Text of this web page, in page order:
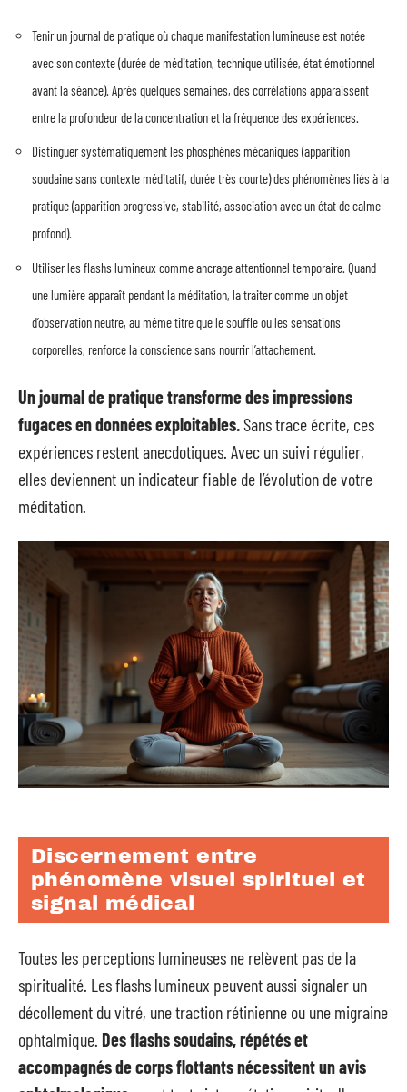
Tenir un journal de pratique où chaque manifestation lumineuse est notée
avec son contexte (durée de méditation, technique utilisée, état émotionnel
avant la séance). Après quelques semaines, des corrélations apparaissent
entre la profondeur de la concentration et la fréquence des expériences.
Distinguer systématiquement les phosphènes mécaniques (apparition
soudaine sans contexte méditatif, durée très courte) des phénomènes liés à la
pratique (apparition progressive, stabilité, association avec un état de calme
profond).
Utiliser les flashs lumineux comme ancrage attentionnel temporaire. Quand
une lumière apparaît pendant la méditation, la traiter comme un objet
d’observation neutre, au même titre que le souffle ou les sensations
corporelles, renforce la conscience sans nourrir l’attachement.
Un journal de pratique transforme des impressions
fugaces en données exploitables.Sans trace écrite, ces
expériences restent anecdotiques. Avec un suivi régulier,
elles deviennent un indicateur fiable de l’évolution de votre
méditation.
Discernement entre
phénomène visuel spirituel et
signal médical
Toutes les perceptions lumineuses ne relèvent pas de la
spiritualité. Les flashs lumineux peuvent aussi signaler un
décollement du vitré, une traction rétinienne ou une migraine
ophtalmique. Des flashs soudains, répétés et
accompagnés de corps flottants nécessitent un avis